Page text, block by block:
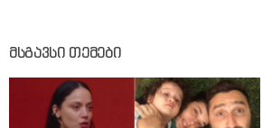
მსგავსი თემები